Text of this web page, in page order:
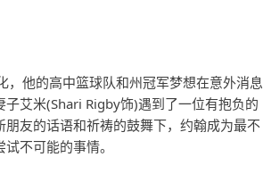
，他的高中篮球队和州冠军梦想在意外消息
艾米(Shari Rigby饰)遇到了一位有抱负的
友的话语和祈祷的鼓舞下，约翰成为最不
不可能的事情。